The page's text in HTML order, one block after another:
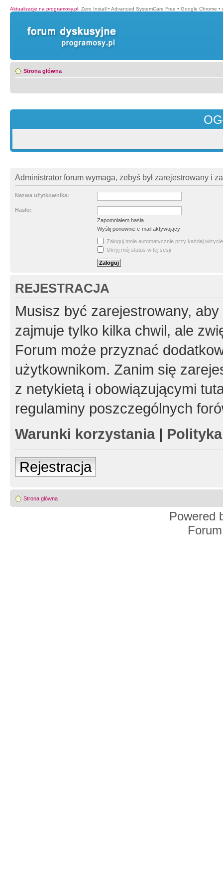
Aktualizacje na programosy.pl: Zero Install • Advanced SystemCare Free • Google Chrome •
Strona główna
Administrator forum wymaga, żebyś był zarejestrowany i
Nazwa użytkownika:
Hasło:
Zapomniałem hasła
Wyślij ponownie e-mail aktywujący
Zaloguj mnie automatycznie przy każdej wizycie
Ukryj mój status w tej sesji
REJESTRACJA
Musisz być zarejestrowany,
zajmuje tylko kilka chwil, ale
Forum może przyznać
użytkownikom. Zanim się
z netykietą i obowiązującymi
regulaminy poszczególnych
Warunki korzystania|
Rejestracja
Strona główna
Powered